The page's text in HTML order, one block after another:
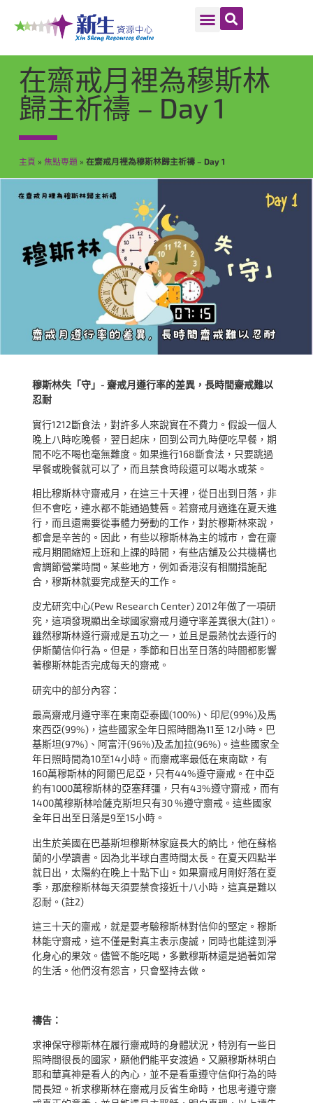
在齋戒月裡為穆斯林
歸主祈禱 – Day 1
主頁 » 焦點専題» 在齋戒月裡為穆斯林歸主祈禱 – Day 1
穆斯林失「守」- 齋戒月遵行率的差異，長時間齋戒難以
忍耐
實行1212斷食法，對許多人來說實在不費力。假設一個人
晚上八時吃晚餐，翌日起床，回到公司九時便吃早餐，期
間不吃不喝也毫無難度。如果進行168斷食法，只要跳過
早餐或晚餐就可以了，而且禁食時段還可以喝水或茶。
相比穆斯林守齋戒月，在這三十天裡，從日出到日落，非
但不會吃，連水都不能通過雙唇。若齋戒月適逢在夏天進
行，而且還需要從事體力勞動的工作，對於穆斯林來說，
都會是辛苦的。因此，有些以穆斯林為主的城市，會在齋
戒月期間縮短上班和上課的時間，有些店舖及公共機構也
會調節營業時間。某些地方，例如香港沒有相關措施配
合，穆斯林就要完成整天的工作。
皮尤研究中心(Pew Research Center) 2012年做了一項研
究，這項發現顯出全球國家齋戒月遵守率差異很大(註1)。
雖然穆斯林遵行齋戒是五功之一，並且是最熱忱去遵行的
伊斯蘭信仰行為。但是，季節和日出至日落的時間都影響
著穆斯林能否完成每天的齋戒。
研究中的部分內容：
最高齋戒月遵守率在東南亞泰國(100%)、印尼(99%)及馬
來西亞(99%)，這些國家全年日照時間為11至 12小時。巴
基斯坦(97%)、阿富汗(96%)及孟加拉(96%)。這些國家全
年日照時間為10至14小時。而齋戒率最低在東南歐，有
160萬穆斯林的阿爾巴尼亞，只有44%遵守齋戒。在中亞
約有1000萬穆斯林的亞塞拜彊，只有43%遵守齋戒，而有
1400萬穆斯林哈薩克斯坦只有30 %遵守齋戒。這些國家
全年日出至日落是9至15小時。
出生於美國在巴基斯坦穆斯林家庭長大的納比，他在蘇格
蘭的小學讀書。因為北半球白晝時間太長。在夏天四點半
就日出，太陽約在晚上十點下山。如果齋戒月剛好落在夏
季，那麼穆斯林每天須要禁食接近十八小時，這真是難以
忍耐。(註2)
這三十天的齋戒，就是要考驗穆斯林對信仰的堅定。穆斯
林能守齋戒，這不僅是對真主表示虔誠，同時也能達到淨
化身心的果效。儘管不能吃喝，多數穆斯林還是過著如常
的生活。他們沒有怨言，只會堅持去做。
禱告：
求神保守穆斯林在履行齋戒時的身體狀況，特別有一些日
照時間很長的國家，願他們能平安渡過。又願穆斯林明白
耶和華真神是看人的內心，並不是看重遵守信仰行為的時
間長短。祈求穆斯林在齋戒月反省生命時，也思考遵守齋